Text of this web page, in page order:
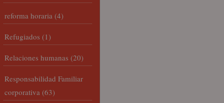
reforma horaria (4)
Refugiados (1)
Relaciones humanas (20)
Responsabilidad Familiar
corporativa (63)